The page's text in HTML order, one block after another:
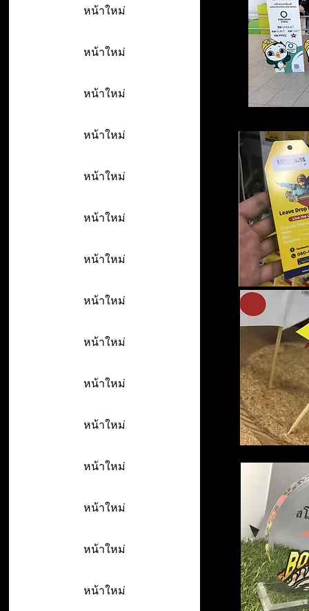
หน้าใหม่
หน้าใหม่
หน้าใหม่
หน้าใหม่
หน้าใหม่
หน้าใหม่
หน้าใหม่
หน้าใหม่
หน้าใหม่
หน้าใหม่
หน้าใหม่
หน้าใหม่
หน้าใหม่
หน้าใหม่
หน้าใหม่